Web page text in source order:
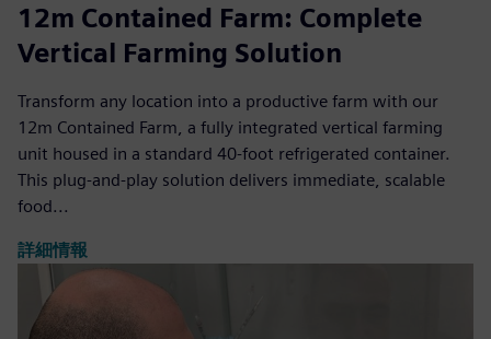
12m Contained Farm: Complete
Vertical Farming Solution
Transform any location into a productive farm with our
12m Contained Farm, a fully integrated vertical farming
unit housed in a standard 40-foot refrigerated container.
This plug-and-play solution delivers immediate, scalable
food...
詳細情報